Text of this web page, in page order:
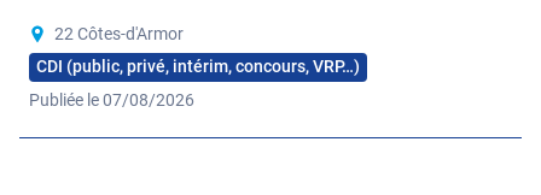
22 Côtes-d'Armor
CDI (public, privé, intérim, concours, VRP…)
Publiée le 07/08/2026